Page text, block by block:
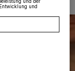
und der
und